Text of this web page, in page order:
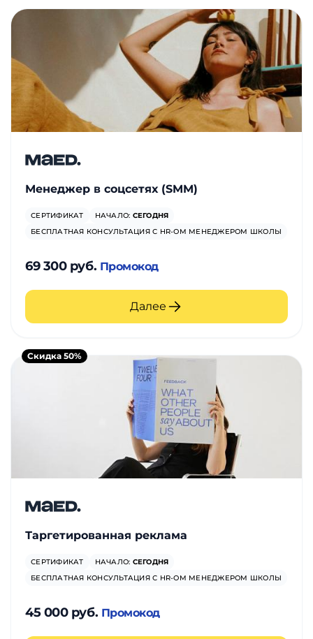
Менеджер в соцсетях (SMM)
СЕРТИФИКАТ НАЧАЛО: СЕГОДНЯ
БЕСПЛАТНАЯ КОНСУЛЬТАЦИЯ С HR-ОМ МЕНЕДЖЕРОМ ШКОЛЫ
69 300 руб. Промокод
Далее
Таргетированная реклама
СЕРТИФИКАТ НАЧАЛО: СЕГОДНЯ
БЕСПЛАТНАЯ КОНСУЛЬТАЦИЯ С HR-ОМ МЕНЕДЖЕРОМ ШКОЛЫ
45 000 руб. Промокод
Скидка 50%